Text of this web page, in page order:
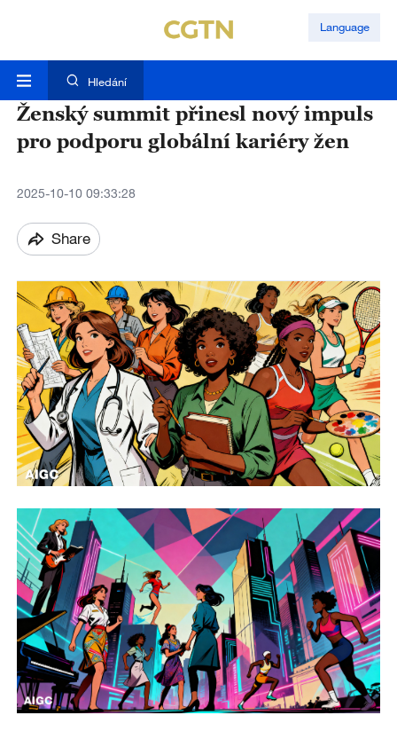
Language
Hledání
Ženský summit přinesl nový impuls
pro podporu globální kariéry žen
2025-10-10 09:33:28
Share